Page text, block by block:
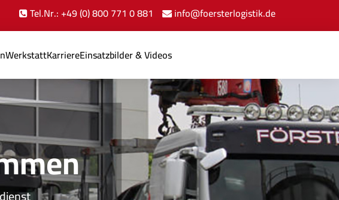
Tel.Nr.: +49 (0) 800 771 0 881 info@foersterlogistik.de
WerkstattKarriereEinsatzbilder & Videos